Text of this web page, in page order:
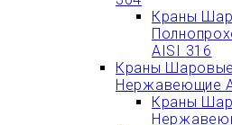
Краны
AISI 316
Краны
Нержавеющие
Краны